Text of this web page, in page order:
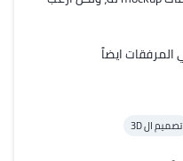
تصميم ال 3D